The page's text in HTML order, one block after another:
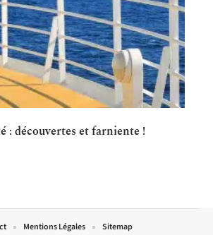
: découvertes et farniente !
Mentions Légales Sitemap